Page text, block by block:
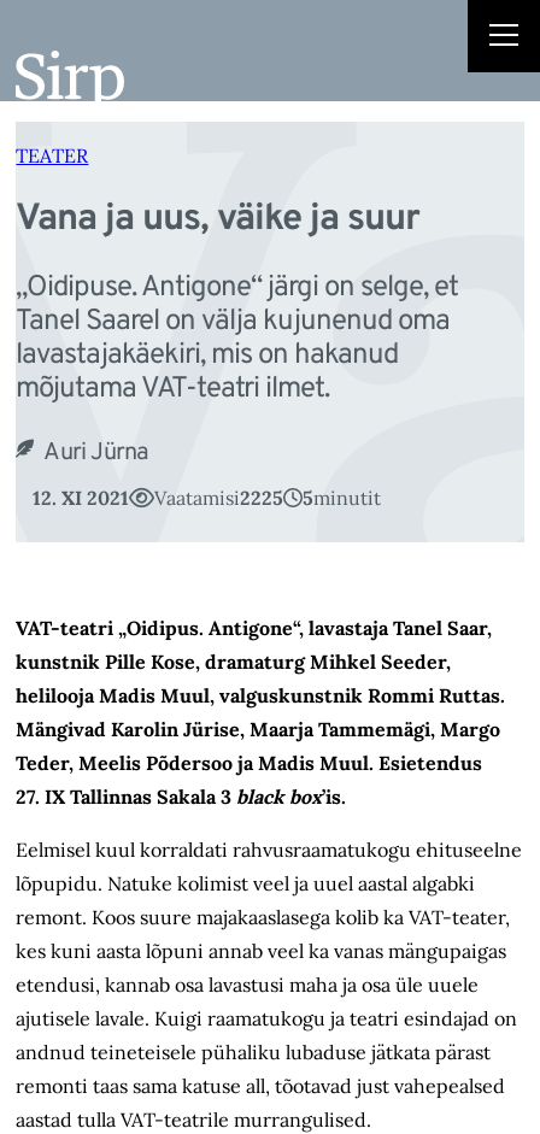
juurde
TEATER
Vana ja uus, väike ja suur
„Oidipuse. Antigone“ järgi on selge, et
Tanel Saarel on välja kujunenud oma
lavastajakäekiri, mis on hakanud
mõjutama VAT-teatri ilmet.
Auri Jürna
12. XI 2021 Vaatamisi2225 5minutit
VAT-teatri „Oidipus. Antigone“, lavastaja Tanel Saar,
kunstnik Pille Kose, dramaturg Mihkel Seeder,
helilooja Madis Muul, valguskunstnik Rommi Ruttas.
Mängivad Karolin Jürise, Maarja Tammemägi, Margo
Teder, Meelis Põdersoo ja Madis Muul. Esietendus
27. IX Tallinnas Sakala 3 black box’is.
Eelmisel kuul korraldati rahvusraamatukogu ehituseelne
lõpupidu. Natuke kolimist veel ja uuel aastal algabki
remont. Koos suure majakaaslasega kolib ka VAT-teater,
kes kuni aasta lõpuni annab veel ka vanas mängupaigas
etendusi, kannab osa lavastusi maha ja osa üle uuele
ajutisele lavale. Kuigi raamatukogu ja teatri esindajad on
andnud teineteisele pühaliku lubaduse jätkata pärast
remonti taas sama katuse all, tõotavad just vahepealsed
aastad tulla VAT-teatrile murrangulised.